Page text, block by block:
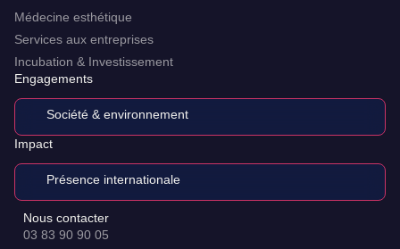
Médecine esthétique
Services aux entreprises
Incubation & Investissement
Engagements
Société & environnement
Impact
Présence internationale
Nous contacter
03 83 90 90 05